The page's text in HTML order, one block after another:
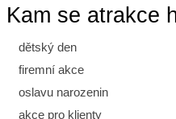
Kam se atrakce
dětský den
firemní akce
oslavu narozenin
akce pro klienty